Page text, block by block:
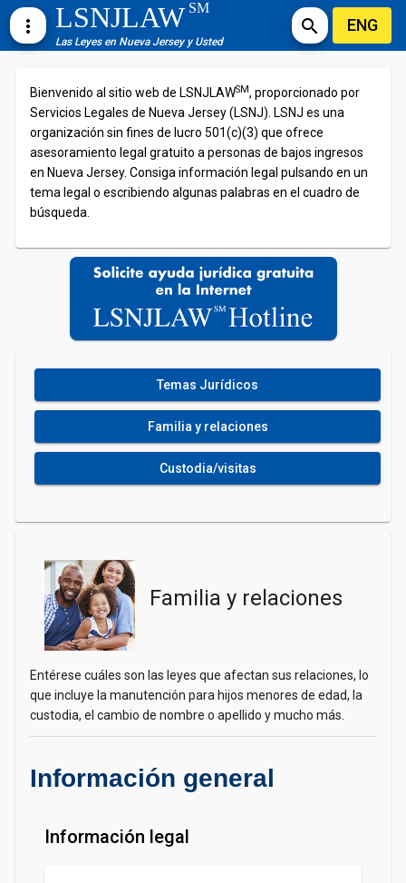
more_vert LSNJLAWSM
Las Leyes en Nueva Jersey y Usted
search ENG
Bienvenido al sitio web de LSNJLAWSM, proporcionado por
Servicios Legales de Nueva Jersey (LSNJ). LSNJ es una
organización sin fines de lucro 501(c)(3) que ofrece
asesoramiento legal gratuito a personas de bajos ingresos
en Nueva Jersey. Consiga información legal pulsando en un
tema legal o escribiendo algunas palabras en el cuadro de
búsqueda.
Temas Jurídicos
Familia y relaciones
Custodia/visitas
Familia y relaciones
Entérese cuáles son las leyes que afectan sus relaciones, lo
que incluye la manutención para hijos menores de edad, la
custodia, el cambio de nombre o apellido y mucho más.
Información general
Información legal